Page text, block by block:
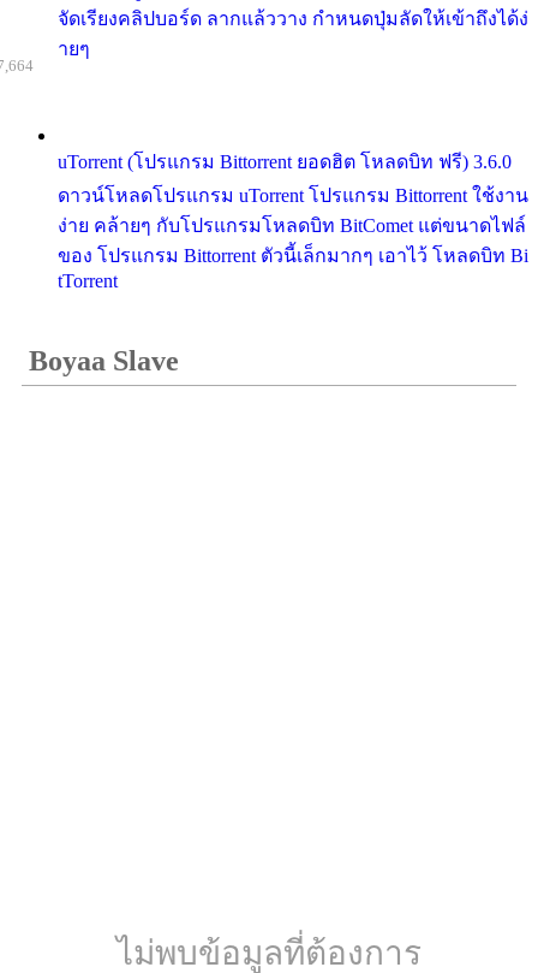
จัดเรียงคลิปบอร์ด ลากแล้ววาง กำหนดปุ่มลัดให้เข้าถึงได้ง่
ายๆ
uTorrent (โปรแกรม Bittorrent ยอดฮิต โหลดบิท ฟรี) 3.6.0
ดาวน์โหลดโปรแกรม uTorrent โปรแกรม Bittorrent ใช้งาน
ง่าย คล้ายๆ กับโปรแกรมโหลดบิท BitComet แต่ขนาดไฟล์
ของ โปรแกรม Bittorrent ตัวนี้เล็กมากๆ เอาไว้ โหลดบิท Bi
tTorrent
Boyaa Slave
ไม่พบข้อมูลที่ต้องการ